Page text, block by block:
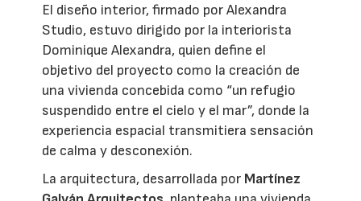
El diseño interior, firmado por Alexandra
Studio, estuvo dirigido por la interiorista
Dominique Alexandra, quien define el
objetivo del proyecto como la creación de
una vivienda concebida como “un refugio
suspendido entre el cielo y el mar”, donde la
experiencia espacial transmitiera sensación
de calma y desconexión.
La arquitectura, desarrollada por Martínez